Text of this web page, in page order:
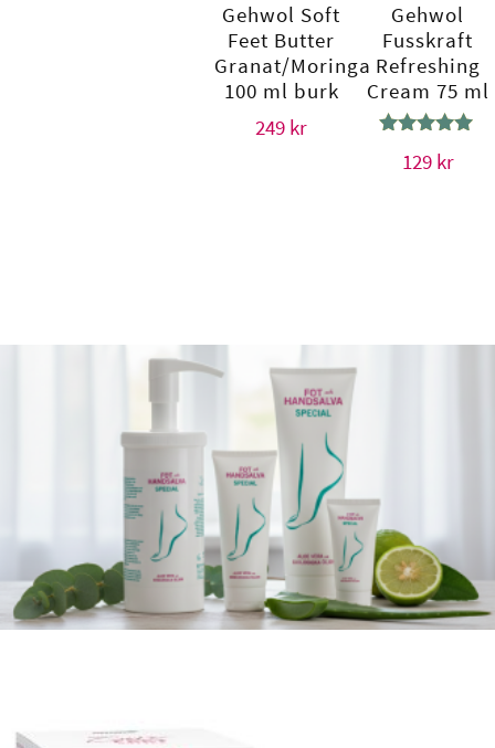
Gehwol Soft
Feet Butter
Granat/Moringa
100 ml burk
249 kr
Gehwol
Fusskraft
Refreshing
Cream 75 ml
5.00
129 kr